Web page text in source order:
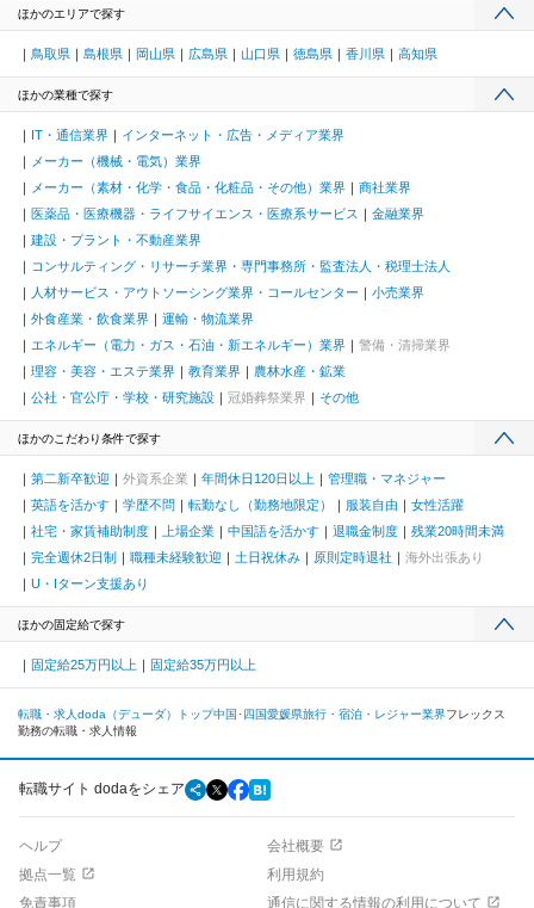
ほかのエリアで探す
鳥取県 島根県 岡山県 広島県 山口県 徳島県 香川県 高知県
ほかの業種で探す
IT・通信業界
インターネット・広告・メディア業界
メーカー（機械・電気）業界
メーカー（素材・化学・食品・化粧品・その他）業界
商社業界
医薬品・医療機器・ライフサイエンス・医療系サービス
金融業界
建設・プラント・不動産業界
コンサルティング・リサーチ業界・専門事務所・監査法人・税理士法人
人材サービス・アウトソーシング業界・コールセンター
小売業界
外食産業・飲食業界
運輸・物流業界
エネルギー（電力・ガス・石油・新エネルギー）業界
警備・清掃業界
理容・美容・エステ業界
教育業界
農林水産・鉱業
公社・官公庁・学校・研究施設
冠婚葬祭業界 その他
ほかのこだわり条件で探す
第二新卒歓迎 外資系企業 年間休日120日以上
管理職・マネジャー
英語を活かす
学歴不問 転勤なし（勤務地限定） 服装自由
女性活躍
社宅・家賃補助制度
上場企業 中国語を活かす 退職金制度
残業20時間未満
完全週休2日制
職種未経験歓迎 土日祝休み 原則定時退社
海外出張あり
U・Iターン支援あり
ほかの固定給で探す
固定給25万円以上 固定給35万円以上
転職・求人doda（デューダ）トップ中国･四国愛媛県旅行・宿泊・レジャー業界フレックス
勤務の転職・求人情報
転職サイト dodaをシェア
ヘルプ
会社概要
拠点一覧
利用規約
免責事項
通信に関する情報の利用について